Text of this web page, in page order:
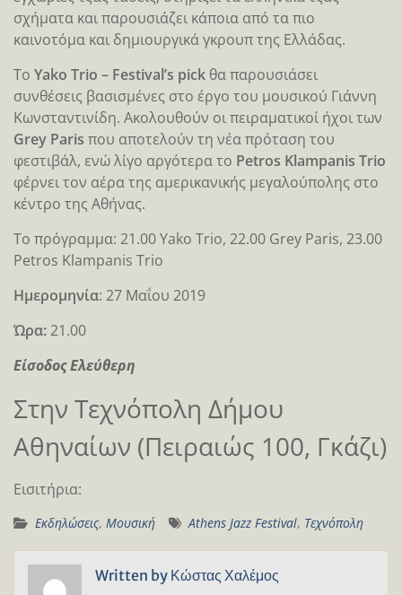
σχήματα και παρουσιάζει κάποια από τα πιο
καινοτόμα και δημιουργικά γκρουπ της Ελλάδας.
Το Yako Trio – Festival’s pick θα παρουσιάσει
συνθέσεις βασισμένες στο έργο του μουσικού Γιάννη
Κωνσταντινίδη. Ακολουθούν οι πειραματικοί ήχοι των
Grey Paris που αποτελούν τη νέα πρόταση του
φεστιβάλ, ενώ λίγο αργότερα το Petros Klampanis Trio
φέρνει τον αέρα της αμερικανικής μεγαλούπολης στο
κέντρο της Αθήνας.
Το πρόγραμμα: 21.00 Yako Trio, 22.00 Grey Paris, 23.00
Petros Klampanis Trio
Ημερομηνία: 27 Μαΐου 2019
Ώρα:21.00
Είσοδος Ελεύθερη
Στην Τεχνόπολη Δήμου
Αθηναίων (Πειραιώς 100, Γκάζι)
Eισιτήρια:
Εκδηλώσεις, Μουσική Athens Jazz Festival, Τεχνόπολη
Written by Κώστας Χαλέμος